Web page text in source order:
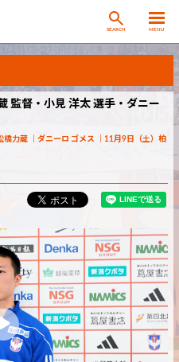
SEARCH MENU
監督・小見 洋太 選手・ダニー
橋力蔵 ダニーロ ゴメス
11月9日（土）柏